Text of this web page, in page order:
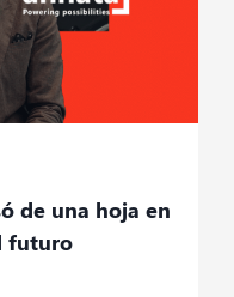
de una hoja en
futuro